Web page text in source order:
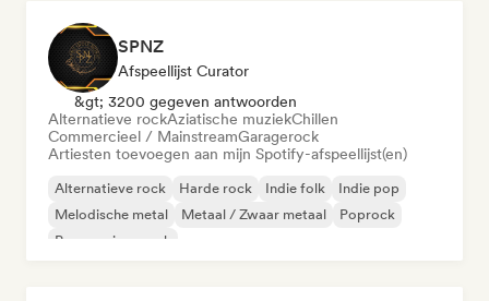
SPNZ
Afspeellijst Curator
&gt; 3200 gegeven antwoorden
Alternatieve rockAziatische muziekChillen
Commercieel / MainstreamGaragerock
Artiesten toevoegen aan mijn Spotify-afspeellijst(en)
Alternatieve rock Harde rock Indie folk
Indie pop
Melodische metal
Metaal / Zwaar metaal
Poprock
Progressieve rock